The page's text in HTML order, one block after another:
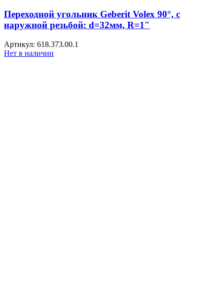
Переходной угольник Geberit Volex 90°, с
наружной резьбой: d=32мм, R=1″
Артикул: 618.373.00.1
Нет в наличии